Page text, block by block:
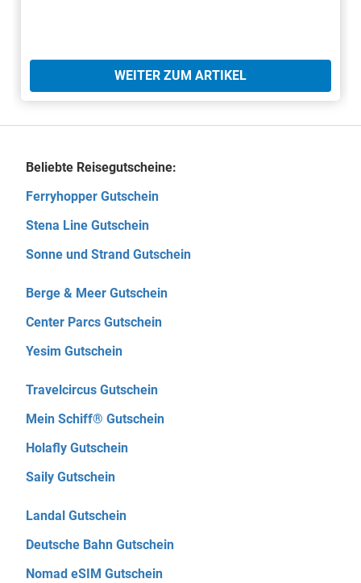
WEITER ZUM ARTIKEL
Beliebte Reisegutscheine:
Ferryhopper Gutschein
Stena Line Gutschein
Sonne und Strand Gutschein
Berge & Meer Gutschein
Center Parcs Gutschein
Yesim Gutschein
Travelcircus Gutschein
Mein Schiff® Gutschein
Holafly Gutschein
Saily Gutschein
Landal Gutschein
Deutsche Bahn Gutschein
Nomad eSIM Gutschein